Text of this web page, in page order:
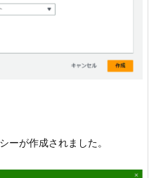
ーが作成されました。